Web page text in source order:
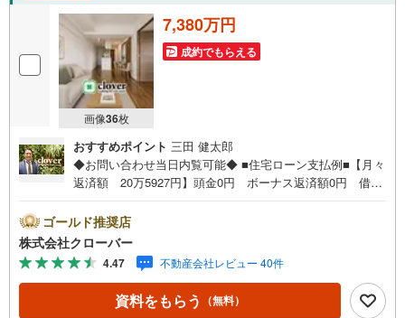
画像36枚
7,380万円
成約でもらえる
おすすめポイント 三田 健太郎
◆お問い合わせ当日内覧可能◆ ■住宅ローン支払例■【月々
返済額 20万5927円】頭金0円 ボーナス返済額0円 借入
●住宅ローン、諸費用ローンお気軽にご相談下さい！新宿区
高田馬場3丁目に佇むBCITY 高田馬場 alivie。JR山手線
「高田馬場」駅から徒歩10分の立地です。都心主要エリア
へのアクセスに優れながらも、周辺にはスーパーや飲食店
が揃い、日々の生活利便性も良好。学生街としての賑わい
と住宅街としての落ち着きを兼ね備えた住環境が魅力。201
ゴールド推奨店
株式会社クローバー
4.47 不動産会社レビュー 40件
資料をもらう （無料）